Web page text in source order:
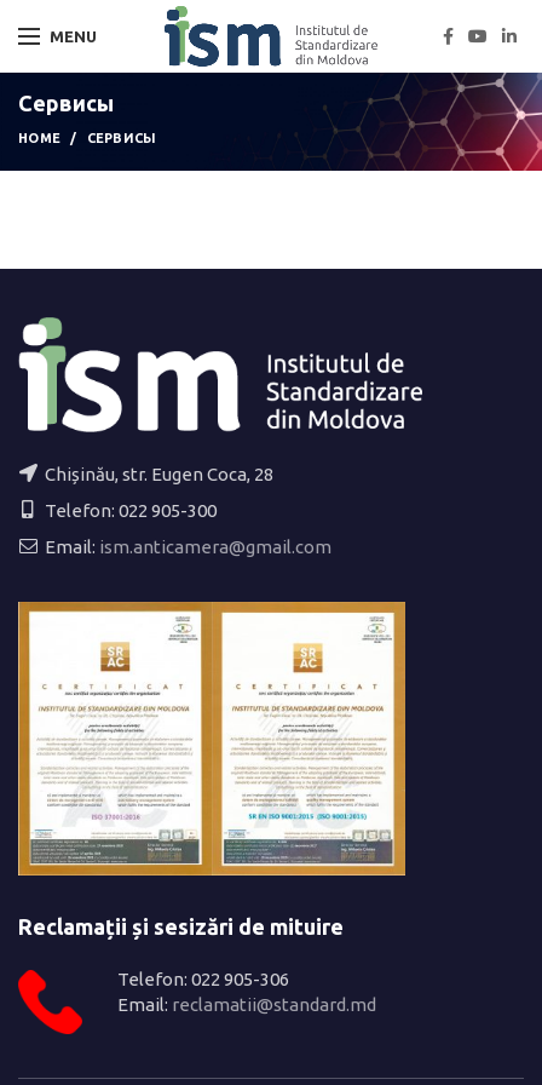
MENU
Сервисы
HOME СЕРВИСЫ
Chișinău, str. Eugen Coca, 28
Telefon: 022 905-300
Email: ism.anticamera@gmail.com
Reclamații și sesizări de mituire
Telefon: 022 905-306
Email: reclamatii@standard.md